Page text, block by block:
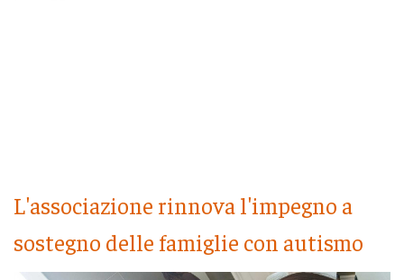
L'associazione rinnova l'impegno a
sostegno delle famiglie con autismo